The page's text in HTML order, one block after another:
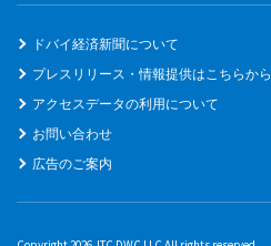
ドバイ経済新聞について
プレスリリース・情報提供はこちらから
アクセスデータの利用について
お問い合わせ
広告のご案内